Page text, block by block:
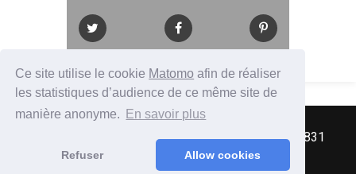
Ce site utilise le cookie Matomo afin de réaliser
les statistiques d’audience de ce même site de
manière anonyme.
En savoir plus
Refuser Allow cookies
2017 - Association Split Screen Review / SIREN 831
043 864 - Tous droits réservés
Mentions légales